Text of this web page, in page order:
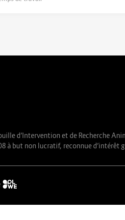
d’Intervention et de Recherche
à but non lucratif, reconnue d’intérêt